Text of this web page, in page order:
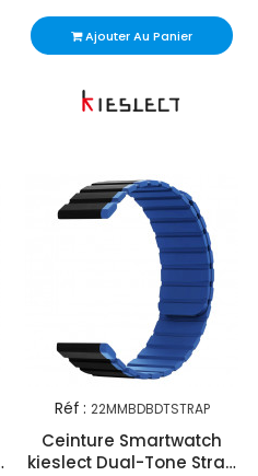
Ajouter Au Panier
Réf : 22MMBDBDTSTRAP
Ceinture Smartwatch
kieslect Dual-Tone Strap